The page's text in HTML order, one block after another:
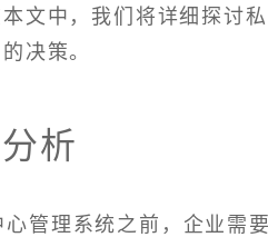
文中，我们将详细探讨
决策。
析
心管理系统之前，企业需